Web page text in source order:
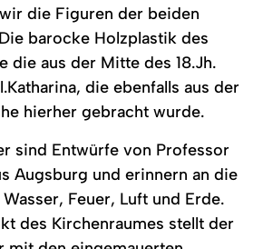
die Figuren der beiden
barocke Holzplastik des
die aus der Mitte des 18.Jh.
die ebenfalls aus der
hierher gebracht wurde.
sind Entwürfe von Professor
Augsburg und erinnern an die
Feuer, Luft und Erde.
des Kirchenraumes stellt der